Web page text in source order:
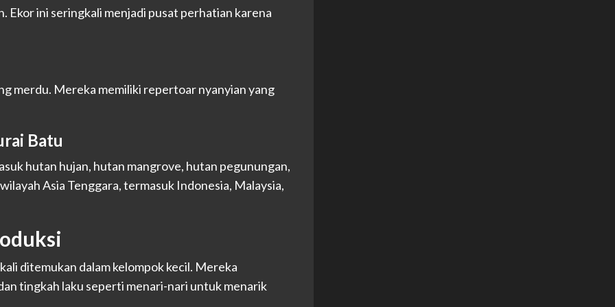
Ekor ini seringkali menjadi pusat perhatian karena
merdu. Mereka memiliki repertoar nyanyian yang
Batu
hutan hujan, hutan mangrove, hutan pegunungan,
Asia Tenggara, termasuk Indonesia, Malaysia,
ditemukan dalam kelompok kecil. Mereka
tingkah laku seperti menari-nari untuk menarik